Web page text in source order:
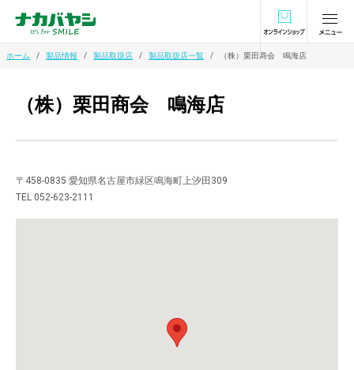
オンラインショ
ホーム 製品情報 製品取扱店 製品取扱店一覧 （株）栗田商会 鳴海店
（株）栗田商会 鳴海店
〒458-0835 愛知県名古屋市緑区鳴海町上汐田309
TEL 052-623-2111